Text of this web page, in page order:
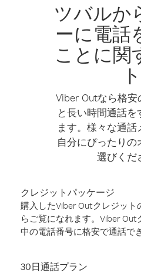
ツバルか
ーに電話
ことに関
ト
Viber Outなら格安
と長い時間通話を
ます。様々な通話
自分にぴったりの
選びくだ
クレジットパッケージ
購入したViber Outクレジッ
らご覧になれます。Viber
中の電話番号に格安で通話で
30日通話プラン